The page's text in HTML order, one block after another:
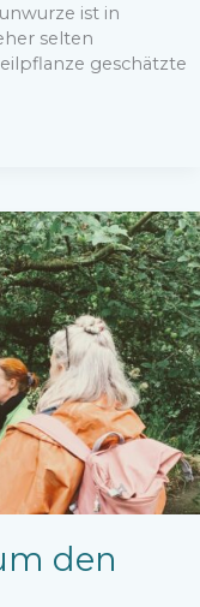
ist in
selten
geschätzte
den